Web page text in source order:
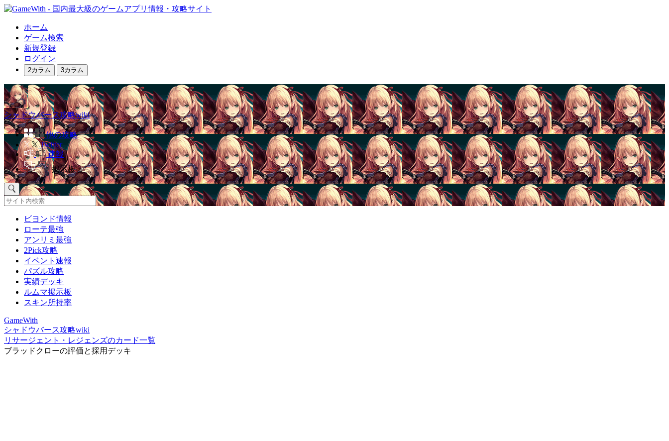
ホーム
ゲーム検索
新規登録
ログイン
2カラム 3カラム
シャドウバース攻略wiki
他の攻略
Twitter
速報
掲示板
ビヨンド情報
ローテ最強
アンリミ最強
2Pick攻略
イベント速報
パズル攻略
実績デッキ
ルムマ掲示板
スキン所持率
GameWith
シャドウバース攻略wiki
リサージェント・レジェンズのカード一覧
ブラッドクローの評価と採用デッキ